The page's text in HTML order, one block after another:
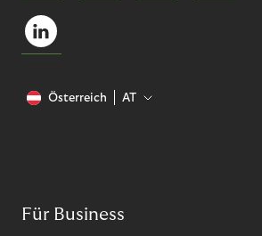
Österreich AT
Für Business